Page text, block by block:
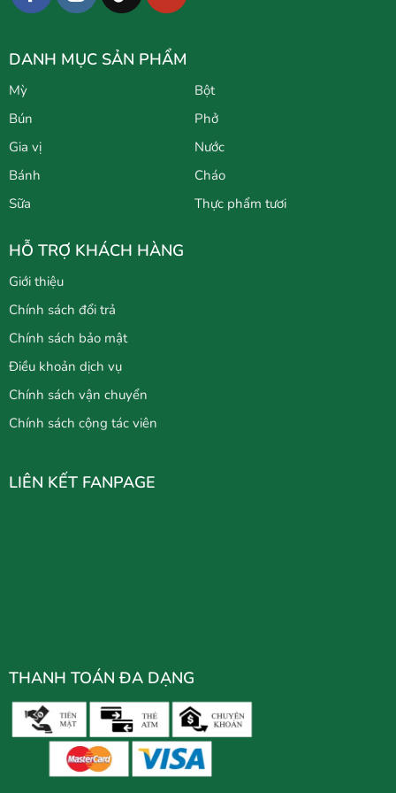
DANH MỤC SẢN PHẨM
Mỳ
Bột
Bún
Phở
Gia vị
Nước
Bánh
Cháo
Sữa
Thực phẩm tươi
HỖ TRỢ KHÁCH HÀNG
Giới thiệu
Chính sách đổi trả
Chính sách bảo mật
Điều khoản dịch vụ
Chính sách vận chuyển
Chính sách cộng tác viên
LIÊN KẾT FANPAGE
THANH TOÁN ĐA DẠNG